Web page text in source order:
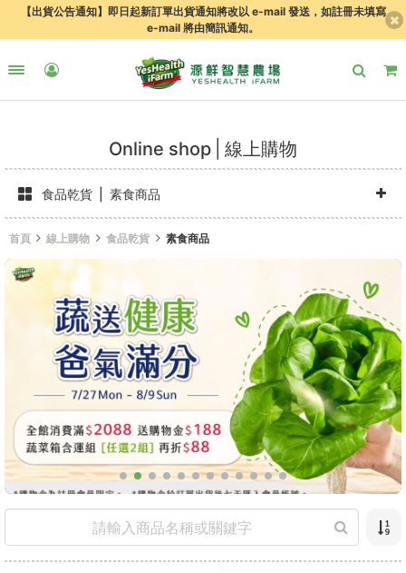
【出貨公告通知】即日起新訂單出貨通知將改以 e-mail 發送，如註冊未填寫
e-mail 將由簡訊通知。
Online shop 線上購物
食品乾貨 素食商品
首頁 線上購物 食品乾貨 素食商品